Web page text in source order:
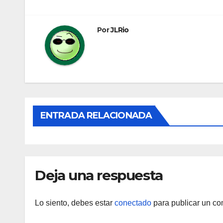
entradas
PorJLRio
ENTRADA RELACIONADA
Deja una respuesta
Lo siento, debes estar conectado para publicar un